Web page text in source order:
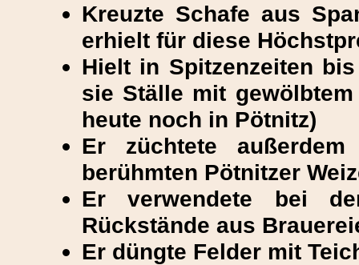
Kreuzte Schafe aus
erhielt für diese
Hielt in Spitzenzeiten
sie Ställe mit
heute noch in Pötnitz)
Er züchtete
berühmten Pötnitzer
Er verwendete bei
Rückstände aus
Er düngte Felder mit